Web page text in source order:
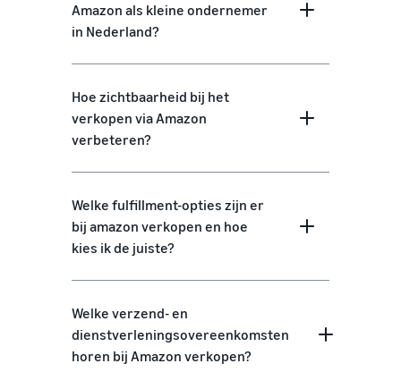
Amazon als kleine ondernemer
in Nederland?
Hoe zichtbaarheid bij het
verkopen via Amazon
verbeteren?
Welke fulfillment-opties zijn er
bij amazon verkopen en hoe
kies ik de juiste?
Welke verzend- en
dienstverleningsovereenkomsten
horen bij Amazon verkopen?